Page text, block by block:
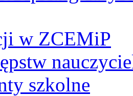
w ZCEMiP
szkolne